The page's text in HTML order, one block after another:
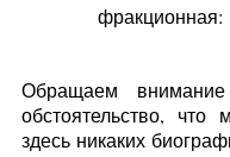
фракционная:
Обращаем
обстоятельство,
здесь никаких